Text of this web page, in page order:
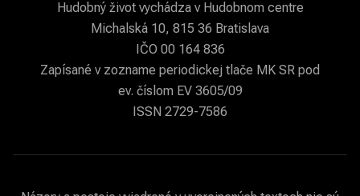
Hudobný život vychádza v Hudobnom centre
Michalská 10, 815 36 Bratislava
IČO 00 164 836
Zapísané v zozname periodickej tlače MK SR pod
ev. číslom EV 3605/09
ISSN 2729-7586